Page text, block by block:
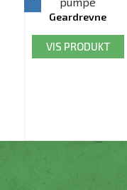
Geardrevne
0240496
VIS PRODUKT